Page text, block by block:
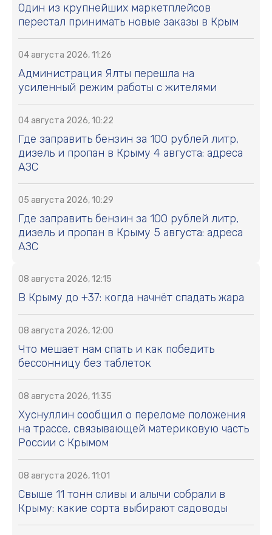
Один из крупнейших маркетплейсов
перестал принимать новые заказы в Крым
04 августа 2026, 11:26
Администрация Ялты перешла на
усиленный режим работы с жителями
04 августа 2026, 10:22
Где заправить бензин за 100 рублей литр,
дизель и пропан в Крыму 4 августа: адреса
АЗС
05 августа 2026, 10:29
Где заправить бензин за 100 рублей литр,
дизель и пропан в Крыму 5 августа: адреса
АЗС
08 августа 2026, 12:15
В Крыму до +37: когда начнёт спадать жара
08 августа 2026, 12:00
Что мешает нам спать и как победить
бессонницу без таблеток
08 августа 2026, 11:35
Хуснуллин сообщил о переломе положения
на трассе, связывающей материковую часть
России с Крымом
08 августа 2026, 11:01
Свыше 11 тонн сливы и алычи собрали в
Крыму: какие сорта выбирают садоводы